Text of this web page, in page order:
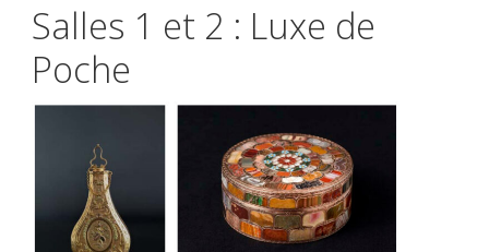
Salles 1 et 2 : Luxe de
Poche